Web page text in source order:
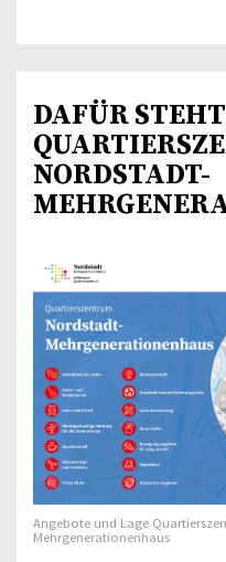
DAFÜR
NORDSTADT-
Angebote und Lage
Mehrgenerationenhaus